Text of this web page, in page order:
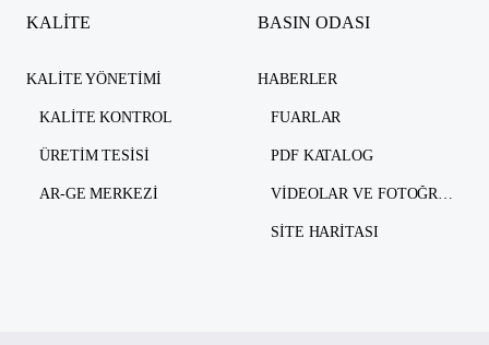
KALİTE
KALITE YÖNETIMI
KALITE KONTROL
ÜRETIM TESISI
AR-GE MERKEZI
BASIN ODASI
HABERLER
FUARLAR
PDF KATALOG
VIDEOLAR VE FOTOĞRAFLAR
SITE HARITASI